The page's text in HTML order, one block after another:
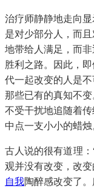
治疗师静静地走向
是对少部分人，而
地带给人满足，而
胜利之路。因此，
代一起改变的人是
那些已有的真知不
不受干扰地追随着
中点一支小小的蜡烛
古人说的很有道理
观并没有改变，改
自我陶醉感改变了